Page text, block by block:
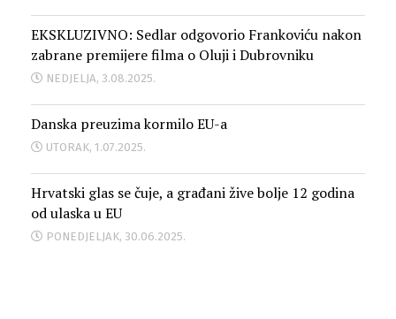
EKSKLUZIVNO: Sedlar odgovorio Frankoviću nakon
zabrane premijere filma o Oluji i Dubrovniku
NEDJELJA, 3.08.2025.
Danska preuzima kormilo EU-a
UTORAK, 1.07.2025.
Hrvatski glas se čuje, a građani žive bolje 12 godina
od ulaska u EU
PONEDJELJAK, 30.06.2025.